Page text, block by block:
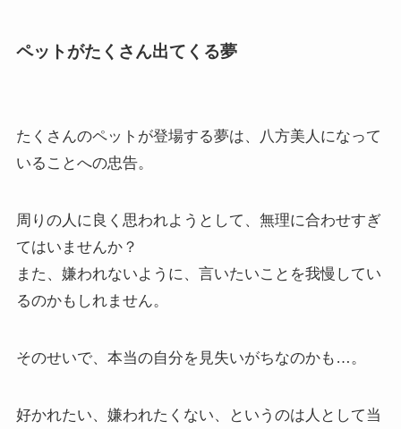
ペットがたくさん出てくる夢
たくさんのペットが登場する夢は、八方美人になって
いることへの忠告。
周りの人に良く思われようとして、無理に合わせすぎ
てはいませんか？
また、嫌われないように、言いたいことを我慢してい
るのかもしれません。
そのせいで、本当の自分を見失いがちなのかも…。
好かれたい、嫌われたくない、というのは人として当